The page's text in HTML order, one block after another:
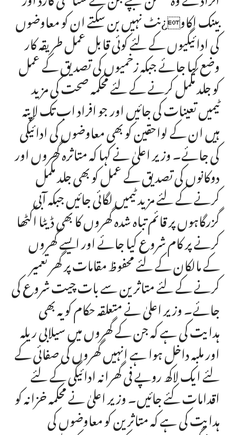
بینک اکاو¿نٹ نہیں بن سکتے ان کو معاوضوں
کی ادائیگیوں کے لئے کوئی قابل عمل طریقہ کار
وضع کیا جائے جبکہ زخمیوں کی تصدیق کے عمل
کو جلد مکمل کرنے کے لئے محکمہ صحت کی مزید
ٹیمیں تعینات کی جائیں اور جو افراد اب تک لاپتہ
ہیں ان کے لواحقین کو بھی معاوضوں کی ادائیگی
کی جائے۔ وزیر اعلیٰ نے کہا کہ متاثرہ گھروں اور
دوکانوں کی تصدیق کے عمل کو بھی جلد مکمل
کرنے کے لئے مزید ٹیمیں لگائی جائیں جبکہ آبی
گزرگاہوں پر قائم تباہ شدہ گھروں کا بھی ڈیٹا اکٹھا
کرنے پر کام شروع کیا جائے اور ایسے گھروں
کے مالکان کے لئے محفوظ مقامات پر گھر تعمیر
کرنے کے لئے متاثرین سے بات چیت شروع کی
جائے۔ وزیر اعلیٰ نے متعلقہ حکام کو یہ بھی
ہدایت کی ہے کہ جن کے گھروں میں سیلابی ریلہ
اور ملبہ داخل ہوا ہے انہیں گھروں کی صفائی کے
لئے ایک لاکھ روپے فی گھرانہ ادائیگی کے لئے
اقدامات کئے جائیں۔ وزیر اعلیٰ نے محکمہ خزانہ کو
ہدایت کی ہے کہ متاثرین کو معاوضوں کی